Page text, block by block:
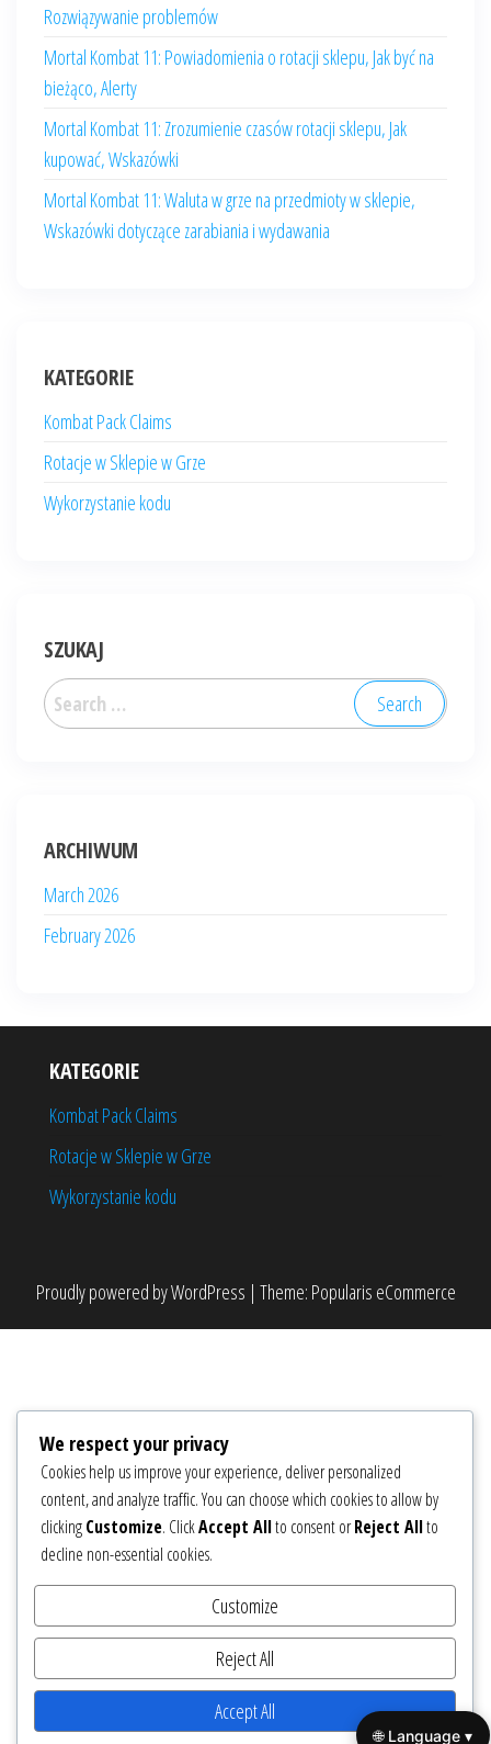
Rozwiązywanie problemów
Mortal Kombat 11: Powiadomienia o rotacji sklepu, Jak być na
bieżąco, Alerty
Mortal Kombat 11: Zrozumienie czasów rotacji sklepu, Jak
kupować, Wskazówki
Mortal Kombat 11: Waluta w grze na przedmioty w sklepie,
Wskazówki dotyczące zarabiania i wydawania
KATEGORIE
Kombat Pack Claims
Rotacje w Sklepie w Grze
Wykorzystanie kodu
SZUKAJ
Search
for:
ARCHIWUM
March 2026
February 2026
KATEGORIE
Kombat Pack Claims
Rotacje w Sklepie w Grze
Wykorzystanie kodu
Proudly powered byWordPress | Theme: Popularis eCommerce
We respect your privacy
Cookies help us improve your experience, deliver personalized
content, and analyze traffic. You can choose which cookies to allow by
clickingCustomize. ClickAccept Allto consent orReject Allto
decline non-essential cookies.
Customize
Reject All
Accept All
🌐 Language ▾